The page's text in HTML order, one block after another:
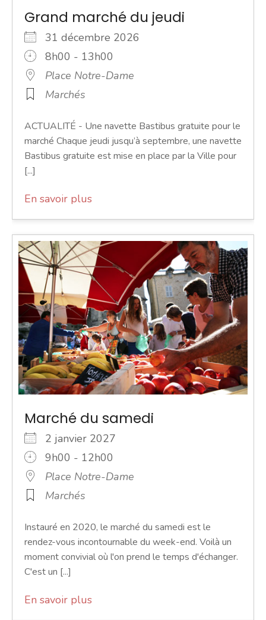
Grand marché du jeudi
31 décembre 2026
8h00 - 13h00
Place Notre-Dame
Marchés
ACTUALITÉ - Une navette Bastibus gratuite pour le
marché Chaque jeudi jusqu’à septembre, une navette
Bastibus gratuite est mise en place par la Ville pour
[...]
En savoir plus
Marché du samedi
2 janvier 2027
9h00 - 12h00
Place Notre-Dame
Marchés
Instauré en 2020, le marché du samedi est le
rendez-vous incontournable du week-end. Voilà un
moment convivial où l'on prend le temps d'échanger.
C'est un [...]
En savoir plus